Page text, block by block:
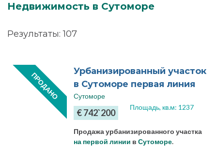
Недвижимость в Сутоморе
Результаты: 107
ПРОДАНО
Урбанизированный участок
в Сутоморе первая линия
Сутоморе
€ 742`200
Площадь, кв.м: 1237
Продажа урбанизированного участка
на первой линии в Сутоморе.